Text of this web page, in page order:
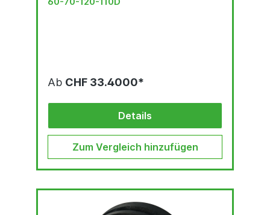
Ab CHF 33.4000*
Details
Zum Vergleich hinzufügen